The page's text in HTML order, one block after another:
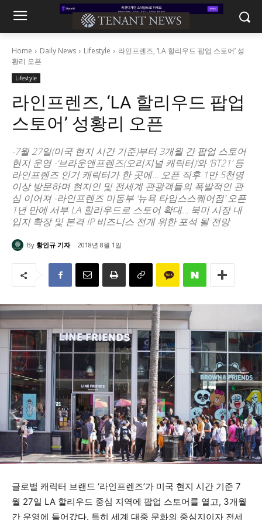
Home Daily News Lifestyle
라인프렌즈, ‘LA 할리우드 팝업 스토어’ 성
황리 오픈
Lifestyle
라인프렌즈, ‘LA 할리우드 팝업
스토어’ 성황리 오픈
-7월 27일(미국 현지 시간 기준)부터 3개월 간 팝업 스토어
현지 운영 -‘브라운앤프렌즈(오리지널 캐릭터)’와 ‘BT21’ 등
라인프렌즈 인기 캐릭터가 한 곳에… 오픈 직후 1만 5천명
이상 방문하며 현지인 및 전세계 관광객들의 폭발적인 관
심 이어져 -라인프렌즈 미동부 ‘뉴욕 타임스스퀘어점’ 오픈
1년 만에 서부 LA 할리우드로 스토어 확대… 북미 시장 내
입지 확장 및 본격 IP 비즈니스 전개 위한 포석 될 전망
By 황인규 기자 2018년 8월 1일
글로벌 캐릭터 브랜드 ‘라인프렌즈’가 미국 현지 시간 기준 7
월 27일 LA 할리우드 중심 지역에 팝업 스토어를 열고, 3개월
간 운영에 들어갔다. 특히 세계 대중 문화의 중심지이자 전세